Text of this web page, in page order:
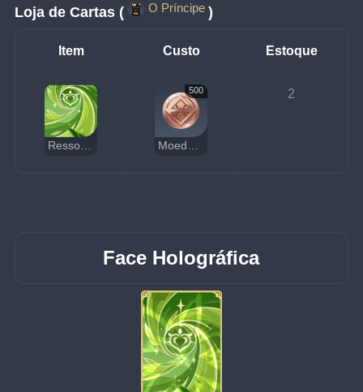
Loja de Cartas ( O Príncipe )
Item Custo Estoque
Ressonância Elemental: Videira Verdejante
500
Moedas da Sorte
2
Face Holográfica